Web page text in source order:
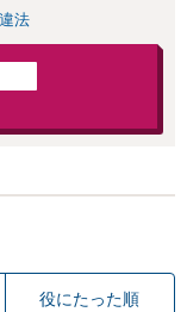
法
役にたった順